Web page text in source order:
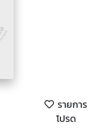
รายการ
โปรด